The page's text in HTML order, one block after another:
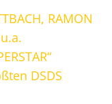
RAMON
DSDS